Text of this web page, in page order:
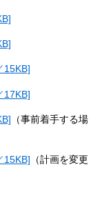
15KB]
17KB]
（事前着手する場
15KB] （計画を変更